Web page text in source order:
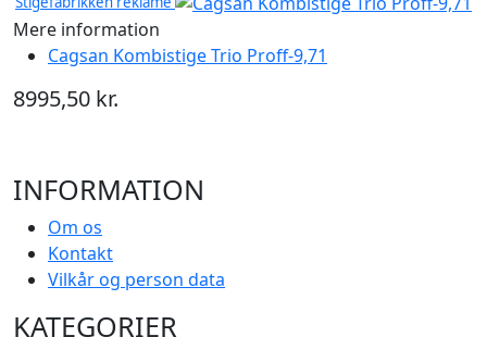
Mere information
Cagsan Kombistige Trio Proff-9,71
8995,50 kr.
INFORMATION
Om os
Kontakt
Vilkår og person data
KATEGORIER